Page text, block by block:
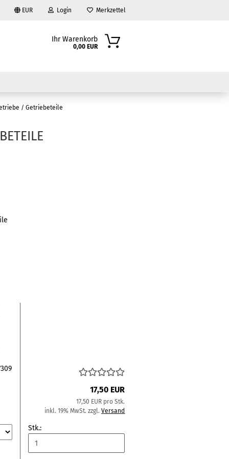
EUR Login Merkzettel
Ihr Warenkorb
0,00 EUR
/ Getriebeteile
17,50 EUR
17,50 EUR pro Stk.
inkl. 19% MwSt. zzgl.Versand
Stk.: